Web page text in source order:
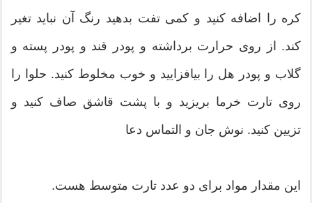
کره را اضافه کنید و کمی تفت بدهید رنگ آن نباید تغیر
کند. از روی حرارت برداشته و پودر قند و پودر پسته و
گلاب و پودر هل را بیافزایید و خوب مخلوط کنید. حلوا را
روی تارت خرما بریزید و با پشت قاشق صاف کنید و
تزیین کنید. نوش جان و التماس دعا
این مقدار مواد برای دو عدد تارت متوسط هست.